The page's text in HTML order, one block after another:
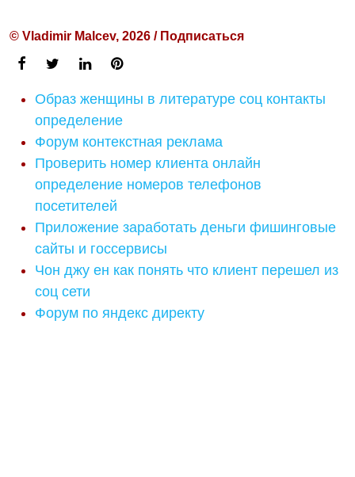
© Vladimir Malcev, 2026 / Подписаться
Образ женщины в литературе соц контакты
определение
Форум контекстная реклама
Проверить номер клиента онлайн
определение номеров телефонов
посетителей
Приложение заработать деньги фишинговые
сайты и госсервисы
Чон джу ен как понять что клиент перешел из
соц сети
Форум по яндекс директу